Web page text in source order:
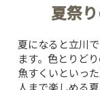
夏祭
夏になると立川
ます。色とりど
魚すくいといっ